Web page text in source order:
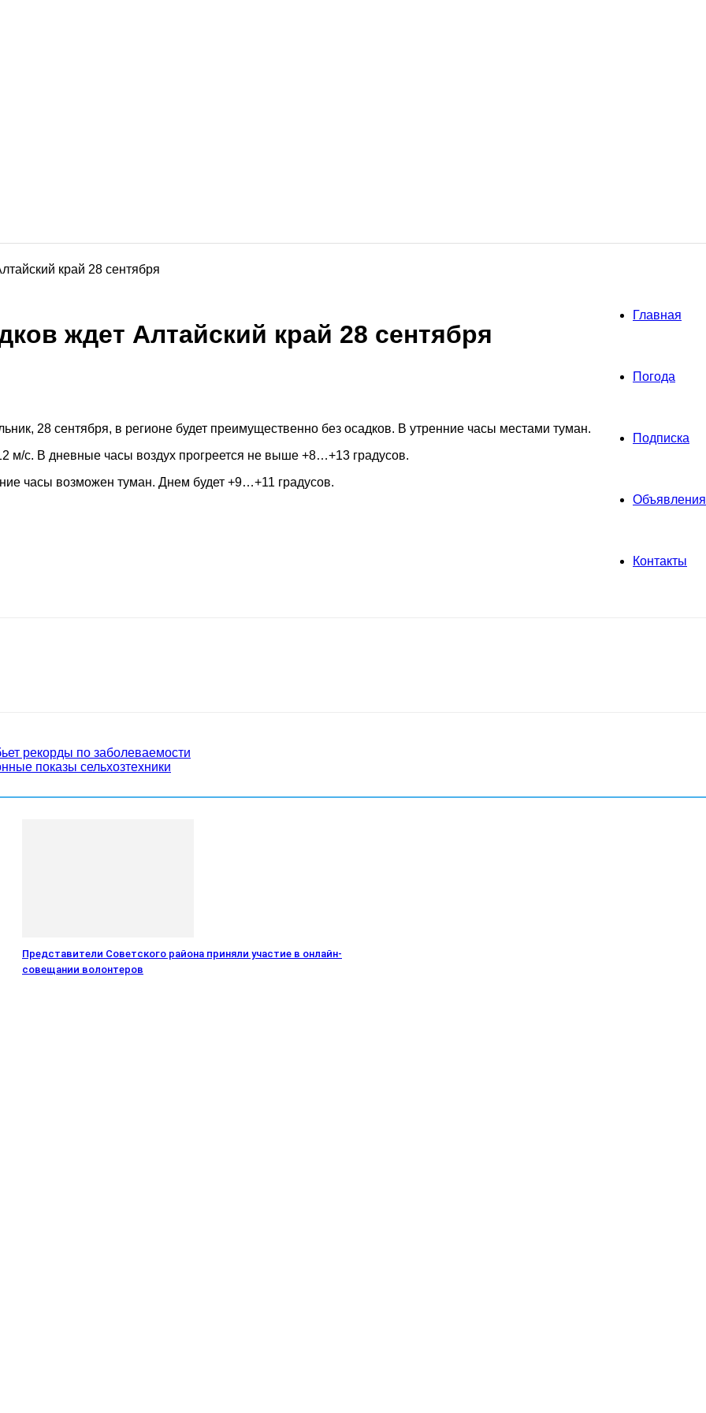
Главная
Погода
Подписка
Объявления
Контакты
край 28 сентября
ждет Алтайский край 28 сентября
28 сентября, в регионе будет преимущественно без осадков. В утренние часы местами туман.
м/с. В дневные часы воздух прогреется не выше +8…+13 градусов.
часы возможен туман. Днем будет +9…+11 градусов.
рекорды по заболеваемости
показы сельхозтехники
Представители Советского района приняли участие в онлайн-
совещании волонтеров